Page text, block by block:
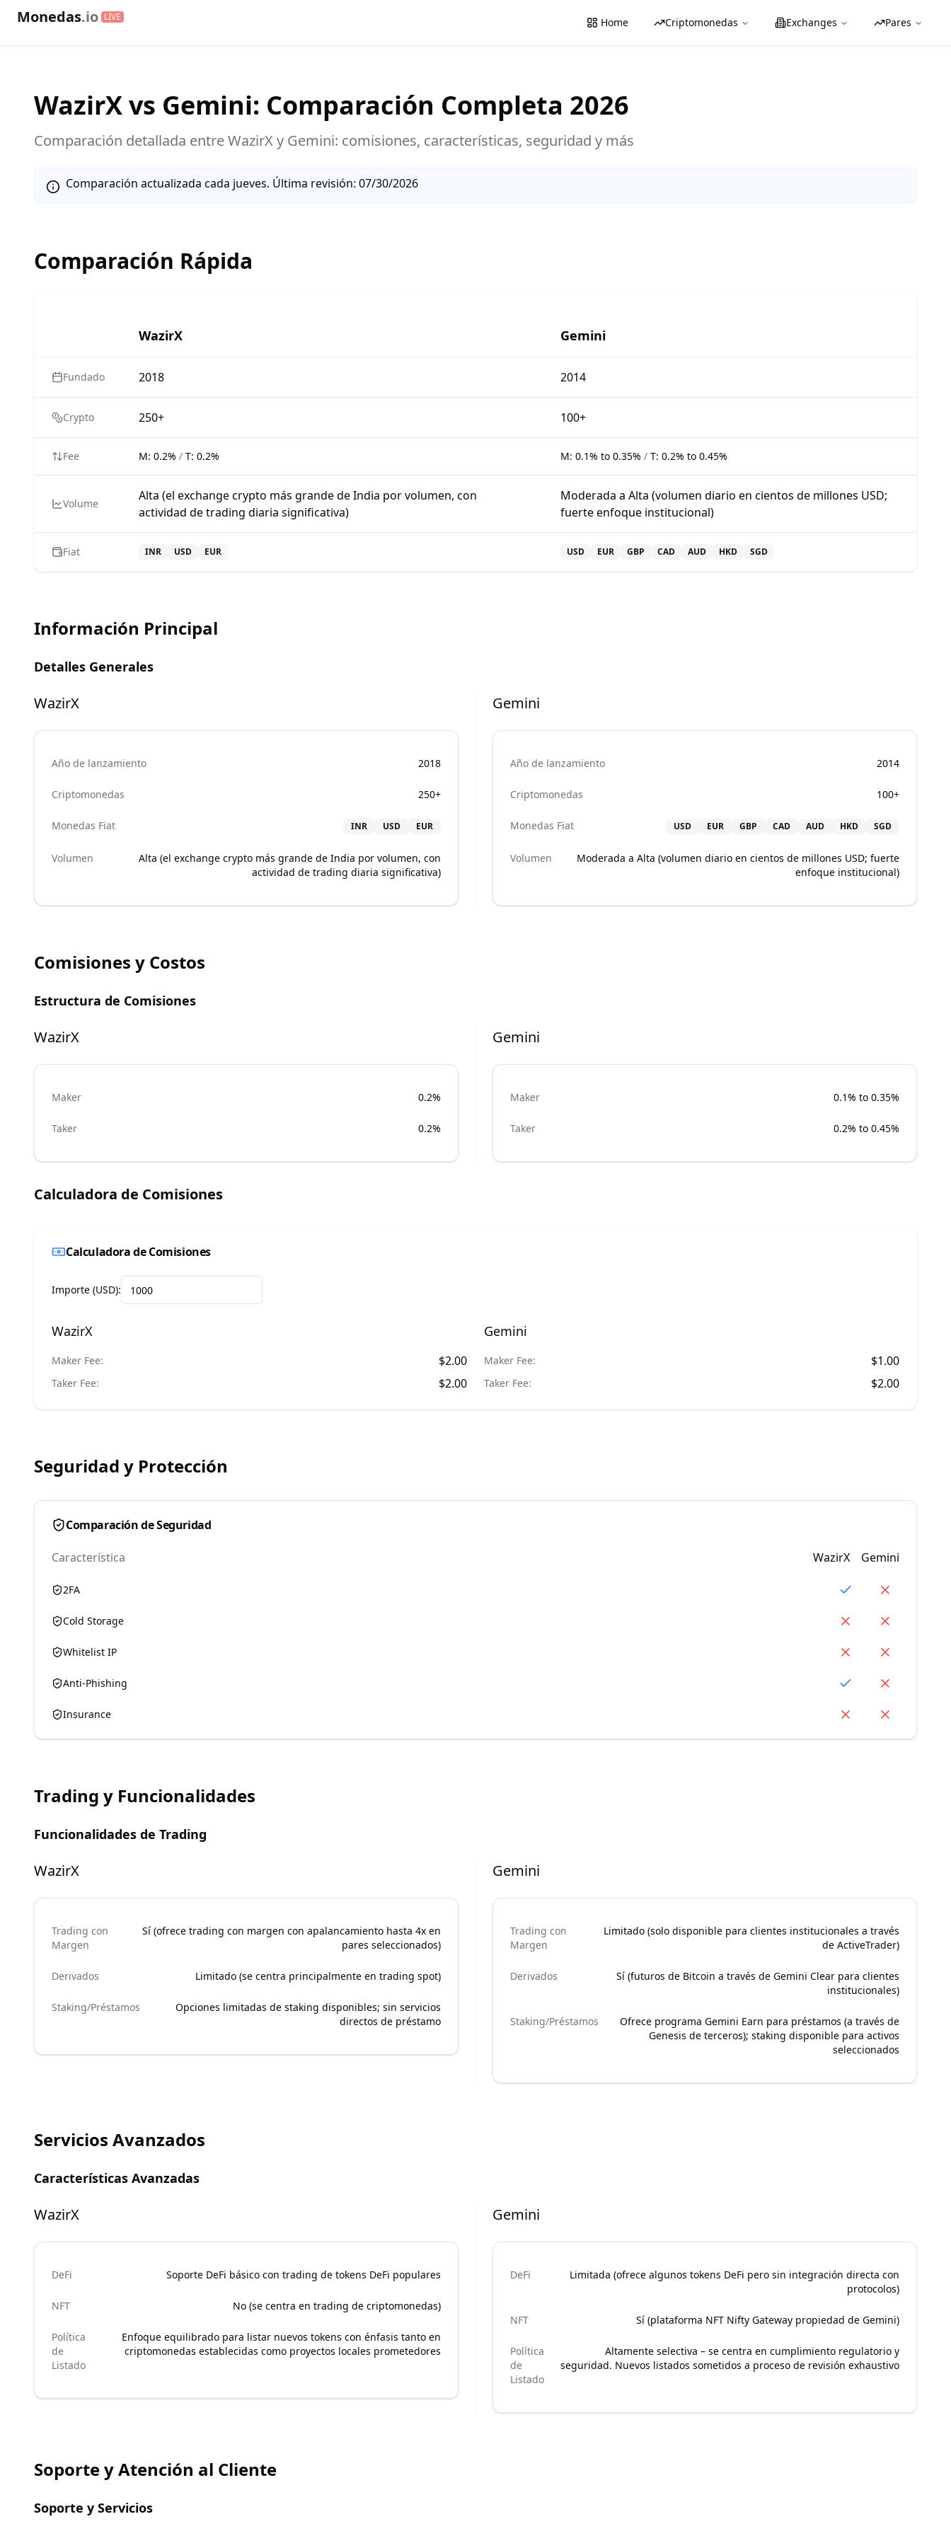
Monedas.io LIVE Home Criptomonedas Exchanges Pares
WazirXvs Gemini: Comparación Completa 2026
Comparación detallada entreWazirXy Gemini: comisiones, características, seguridad y más
Comparación actualizada cada jueves. Última revisión: 07/30/2026
Comparación Rápida
WazirX Gemini
Fundado 2018 2014
Crypto 250+ 100+
Fee M: 0.2% / T: 0.2% M: 0.1% to 0.35% / T: 0.2% to 0.45%
Volume
Alta (el exchange crypto más grande de India por volumen, con
actividad de trading diaria significativa)
Moderada a Alta (volumen diario en cientos de millones USD;
fuerte enfoque institucional)
Fiat INR USD EUR USD EUR GBP CAD AUD HKD SGD
Información Principal
Detalles Generales
WazirX
Año de lanzamiento 2018
Criptomonedas 250+
Monedas Fiat INR USD EUR
Volumen
Alta (el exchange crypto más grande de India por volumen, con
actividad de trading diaria significativa)
Gemini
Año de lanzamiento 2014
Criptomonedas 100+
Monedas Fiat USD EUR GBP CAD AUD HKD SGD
Volumen
Moderada a Alta (volumen diario en cientos de millones USD; fuerte
enfoque institucional)
Comisiones y Costos
Estructura de Comisiones
WazirX
Maker 0.2%
Taker 0.2%
Gemini
Maker 0.1% to 0.35%
Taker 0.2% to 0.45%
Calculadora de Comisiones
Calculadora de Comisiones
Importe (USD):
WazirX
Maker Fee: $2.00
Taker Fee: $2.00
Gemini
Maker Fee: $1.00
Taker Fee: $2.00
Seguridad y Protección
Comparación de Seguridad
Característica WazirX Gemini
2FA
Cold Storage
Whitelist IP
Anti-Phishing
Insurance
Trading y Funcionalidades
Funcionalidades de Trading
WazirX
Trading con
Margen
Sí (ofrece trading con margen con apalancamiento hasta 4x en
pares seleccionados)
Derivados Limitado (se centra principalmente en trading spot)
Staking/Préstamos
Opciones limitadas de staking disponibles; sin servicios
directos de préstamo
Gemini
Trading con
Margen
Limitado (solo disponible para clientes institucionales a través
de ActiveTrader)
Derivados
Sí (futuros de Bitcoin a través de Gemini Clear para clientes
institucionales)
Staking/Préstamos
Ofrece programa Gemini Earn para préstamos (a través de
Genesis de terceros); staking disponible para activos
seleccionados
Servicios Avanzados
Características Avanzadas
WazirX
DeFi Soporte DeFi básico con trading de tokens DeFi populares
NFT No (se centra en trading de criptomonedas)
Política
de
Listado
Enfoque equilibrado para listar nuevos tokens con énfasis tanto en
criptomonedas establecidas como proyectos locales prometedores
Gemini
DeFi
Limitada (ofrece algunos tokens DeFi pero sin integración directa con
protocolos)
NFT Sí (plataforma NFT Nifty Gateway propiedad de Gemini)
Política
de
Listado
Altamente selectiva – se centra en cumplimiento regulatorio y
seguridad. Nuevos listados sometidos a proceso de revisión exhaustivo
Soporte y Atención al Cliente
Soporte y Servicios